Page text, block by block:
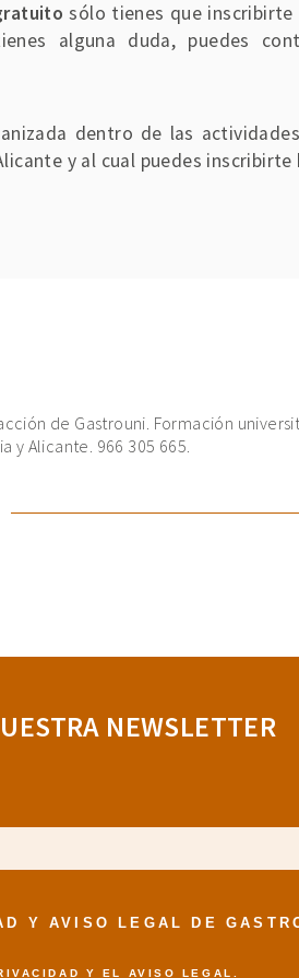
sólo tienes que inscribirte
alguna duda, puedes
dentro de las
y al cual puedes
de Gastrouni. Formación
y Alicante. 966 305 665.
NEWSLETTER
Y AVISO LEGAL DE
Y EL AVISO LEGAL